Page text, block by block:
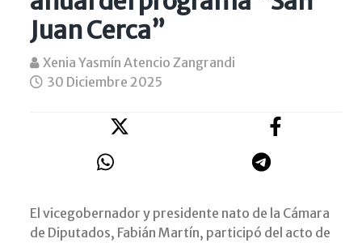
Juan Cerca”
Xenia Yasmín Atencio Zangrandi
30 Diciembre 2025
El vicegobernador y presidente nato de la Cámara
de Diputados, Fabián Martín, participó del acto de